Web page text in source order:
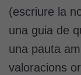
(escriure la
una guia de
una pauta
valoracions